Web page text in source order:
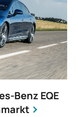
Benz EQE